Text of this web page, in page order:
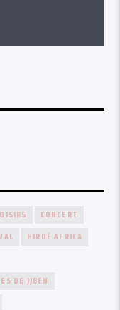
CONCERT
HIRDÉ AFRICA
DE JJBEN